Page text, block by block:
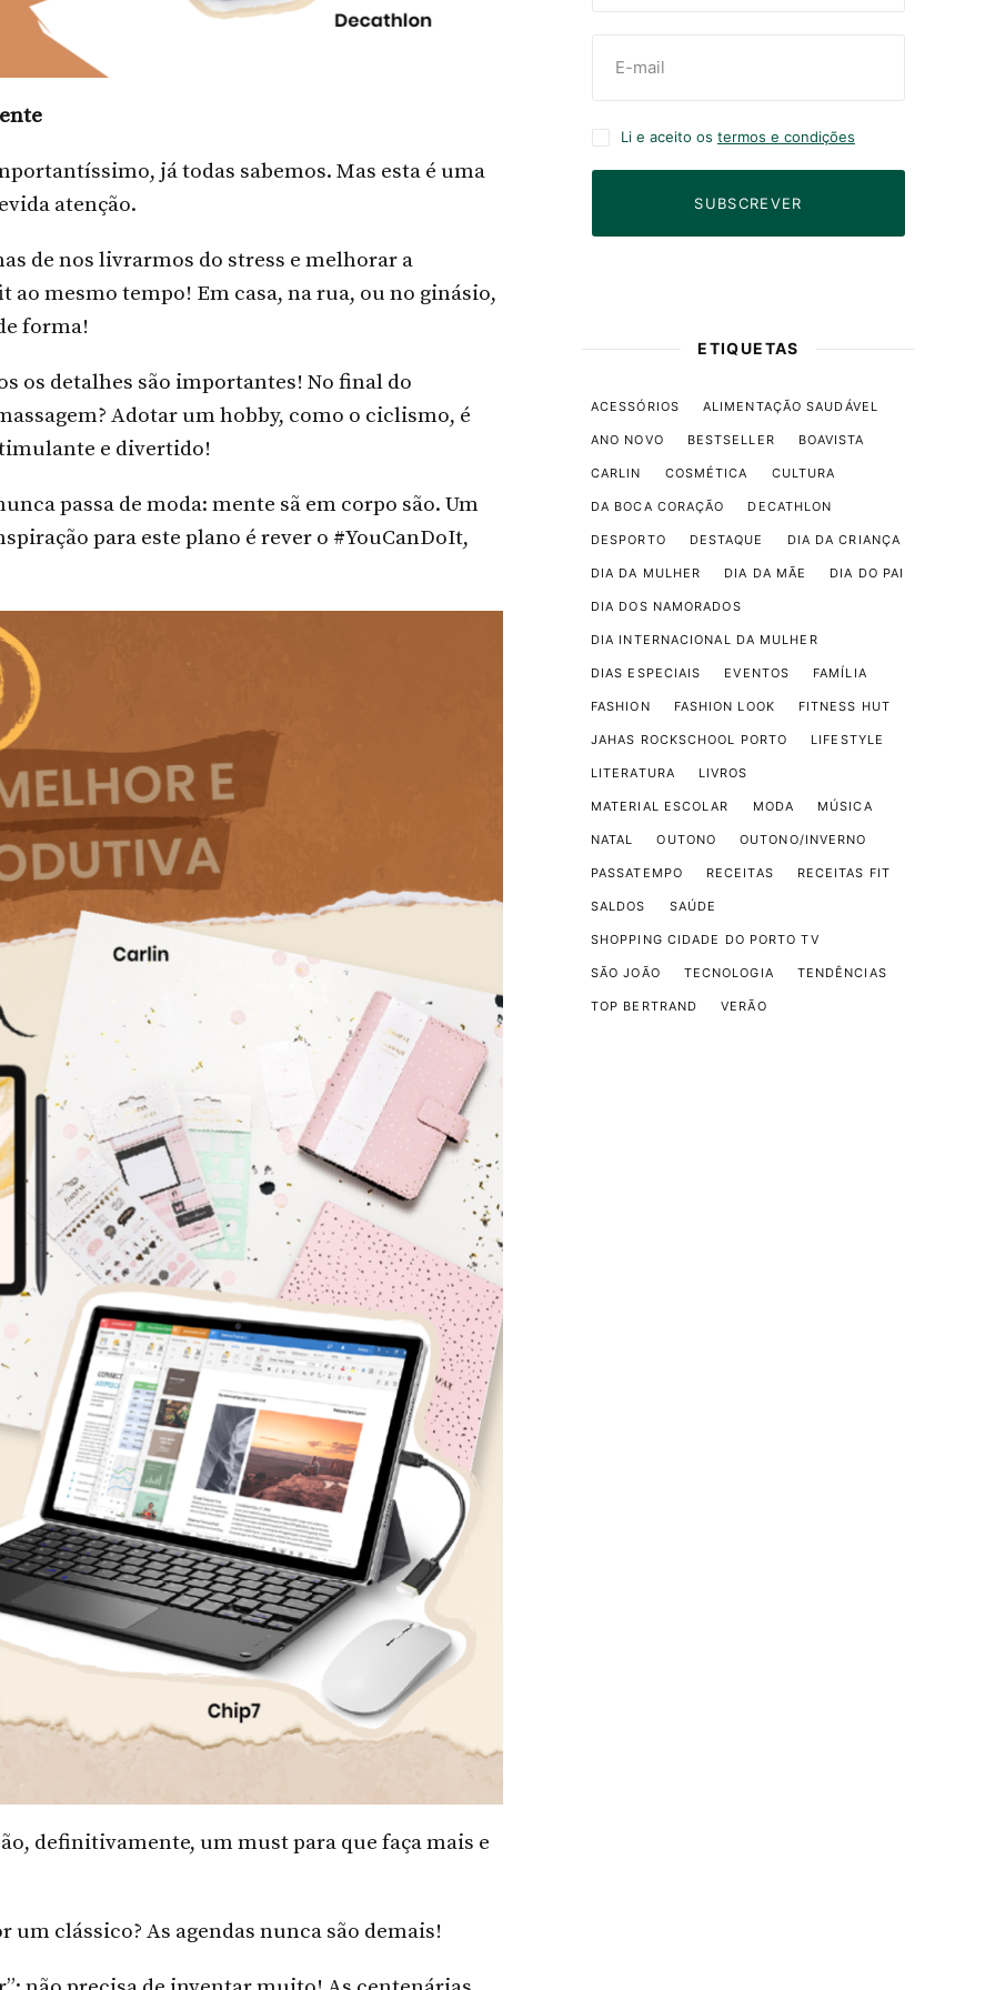
já todas sabemos. Mas esta é uma
atenção.
de nos livrarmos do stress e melhorar a
ao mesmo tempo! Em casa, na rua, ou no ginásio,
forma!
os detalhes são importantes! No final do
Adotar um hobby, como o ciclismo, é
e divertido!
passa de moda: mente sã em corpo são. Um
para este plano é rever o #YouCanDoIt,
definitivamente, um must para que faça mais e
clássico? As agendas nunca são demais!
Li e aceito os termos e condições
SUBSCREVER
ETIQUETAS
ACESSÓRIOS ALIMENTAÇÃO SAUDÁVEL
ANO NOVO BESTSELLER BOAVISTA
CARLIN COSMÉTICA CULTURA
DA BOCA CORAÇÃO DECATHLON
DESPORTO DESTAQUE DIA DA CRIANÇA
DIA DA MULHER DIA DA MÃE DIA DO PAI
DIA DOS NAMORADOS
DIA INTERNACIONAL DA MULHER
DIAS ESPECIAIS EVENTOS FAMÍLIA
FASHION FASHION LOOK FITNESS HUT
JAHAS ROCKSCHOOL PORTO LIFESTYLE
LITERATURA LIVROS
MATERIAL ESCOLAR MODA MÚSICA
NATAL OUTONO OUTONO/INVERNO
PASSATEMPO RECEITAS RECEITAS FIT
SALDOS SAÚDE
SHOPPING CIDADE DO PORTO TV
SÃO JOÃO TECNOLOGIA TENDÊNCIAS
TOP BERTRAND VERÃO